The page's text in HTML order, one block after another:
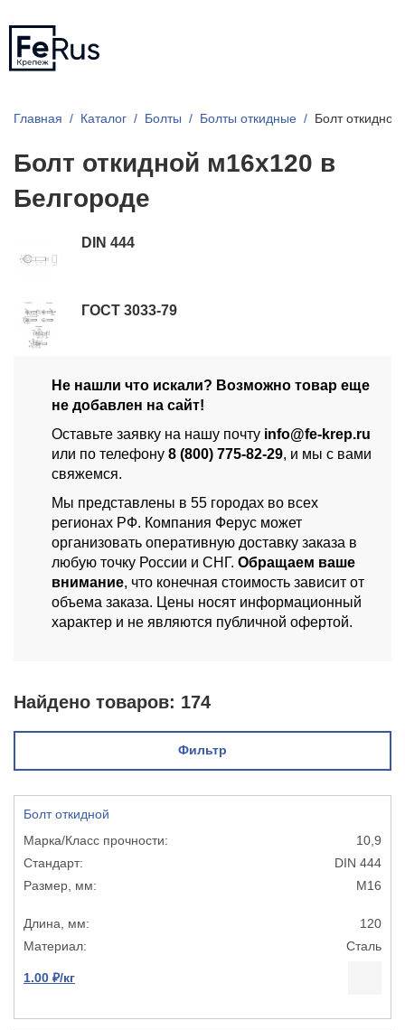
Главная Каталог Болты Болты откидные Болт
Болт откидной м16х120 в
Белгороде
DIN 444
ГОСТ 3033-79
Не нашли что искали? Возможно товар еще
не добавлен на сайт!
Оставьте заявку на нашу почту info@fe-krep.ru
или по телефону 8 (800) 775-82-29, и мы с вами
свяжемся.
Мы представлены в 55 городах во всех
регионах РФ. Компания Ферус может
организовать оперативную доставку заказа в
любую точку России и СНГ. Обращаем ваше
внимание, что конечная стоимость зависит от
объема заказа. Цены носят информационный
характер и не являются публичной офертой.
Найдено товаров: 174
Фильтр
Болт откидной
10,9
DIN 444
М16
120
Сталь
1.00 ₽/кг